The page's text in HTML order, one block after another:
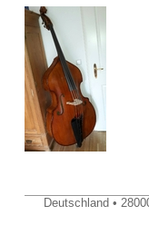
Deutschland •